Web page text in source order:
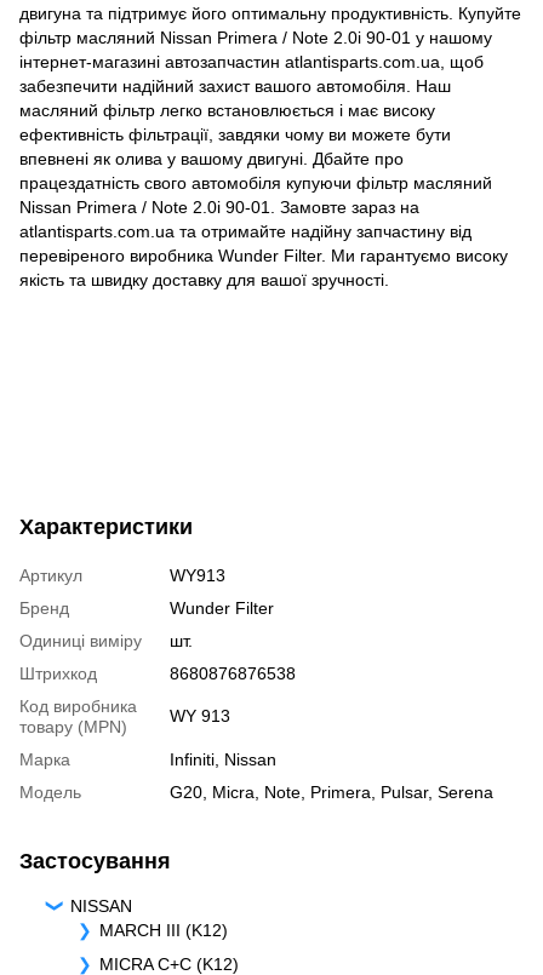
двигуна та підтримує його оптимальну продуктивність. Купуйте
фільтр масляний Nissan Primera / Note 2.0i 90-01 у нашому
інтернет-магазині автозапчастин atlantisparts.com.ua, щоб
забезпечити надійний захист вашого автомобіля. Наш
масляний фільтр легко встановлюється і має високу
ефективність фільтрації, завдяки чому ви можете бути
впевнені як олива у вашому двигуні. Дбайте про
працездатність свого автомобіля купуючи фільтр масляний
Nissan Primera / Note 2.0i 90-01. Замовте зараз на
atlantisparts.com.ua та отримайте надійну запчастину від
перевіреного виробника Wunder Filter. Ми гарантуємо високу
якість та швидку доставку для вашої зручності.
Характеристики
Артикул
WY913
Бренд
Wunder Filter
Одиниці виміру
шт.
Штрихкод
8680876876538
Код виробника
товару (MPN)
WY 913
Марка Infiniti Nissan
Модель
G20 Micra Note Primera Pulsar, Serena
Застосування
NISSAN
MARCH III (K12)
MICRA C+C (K12)